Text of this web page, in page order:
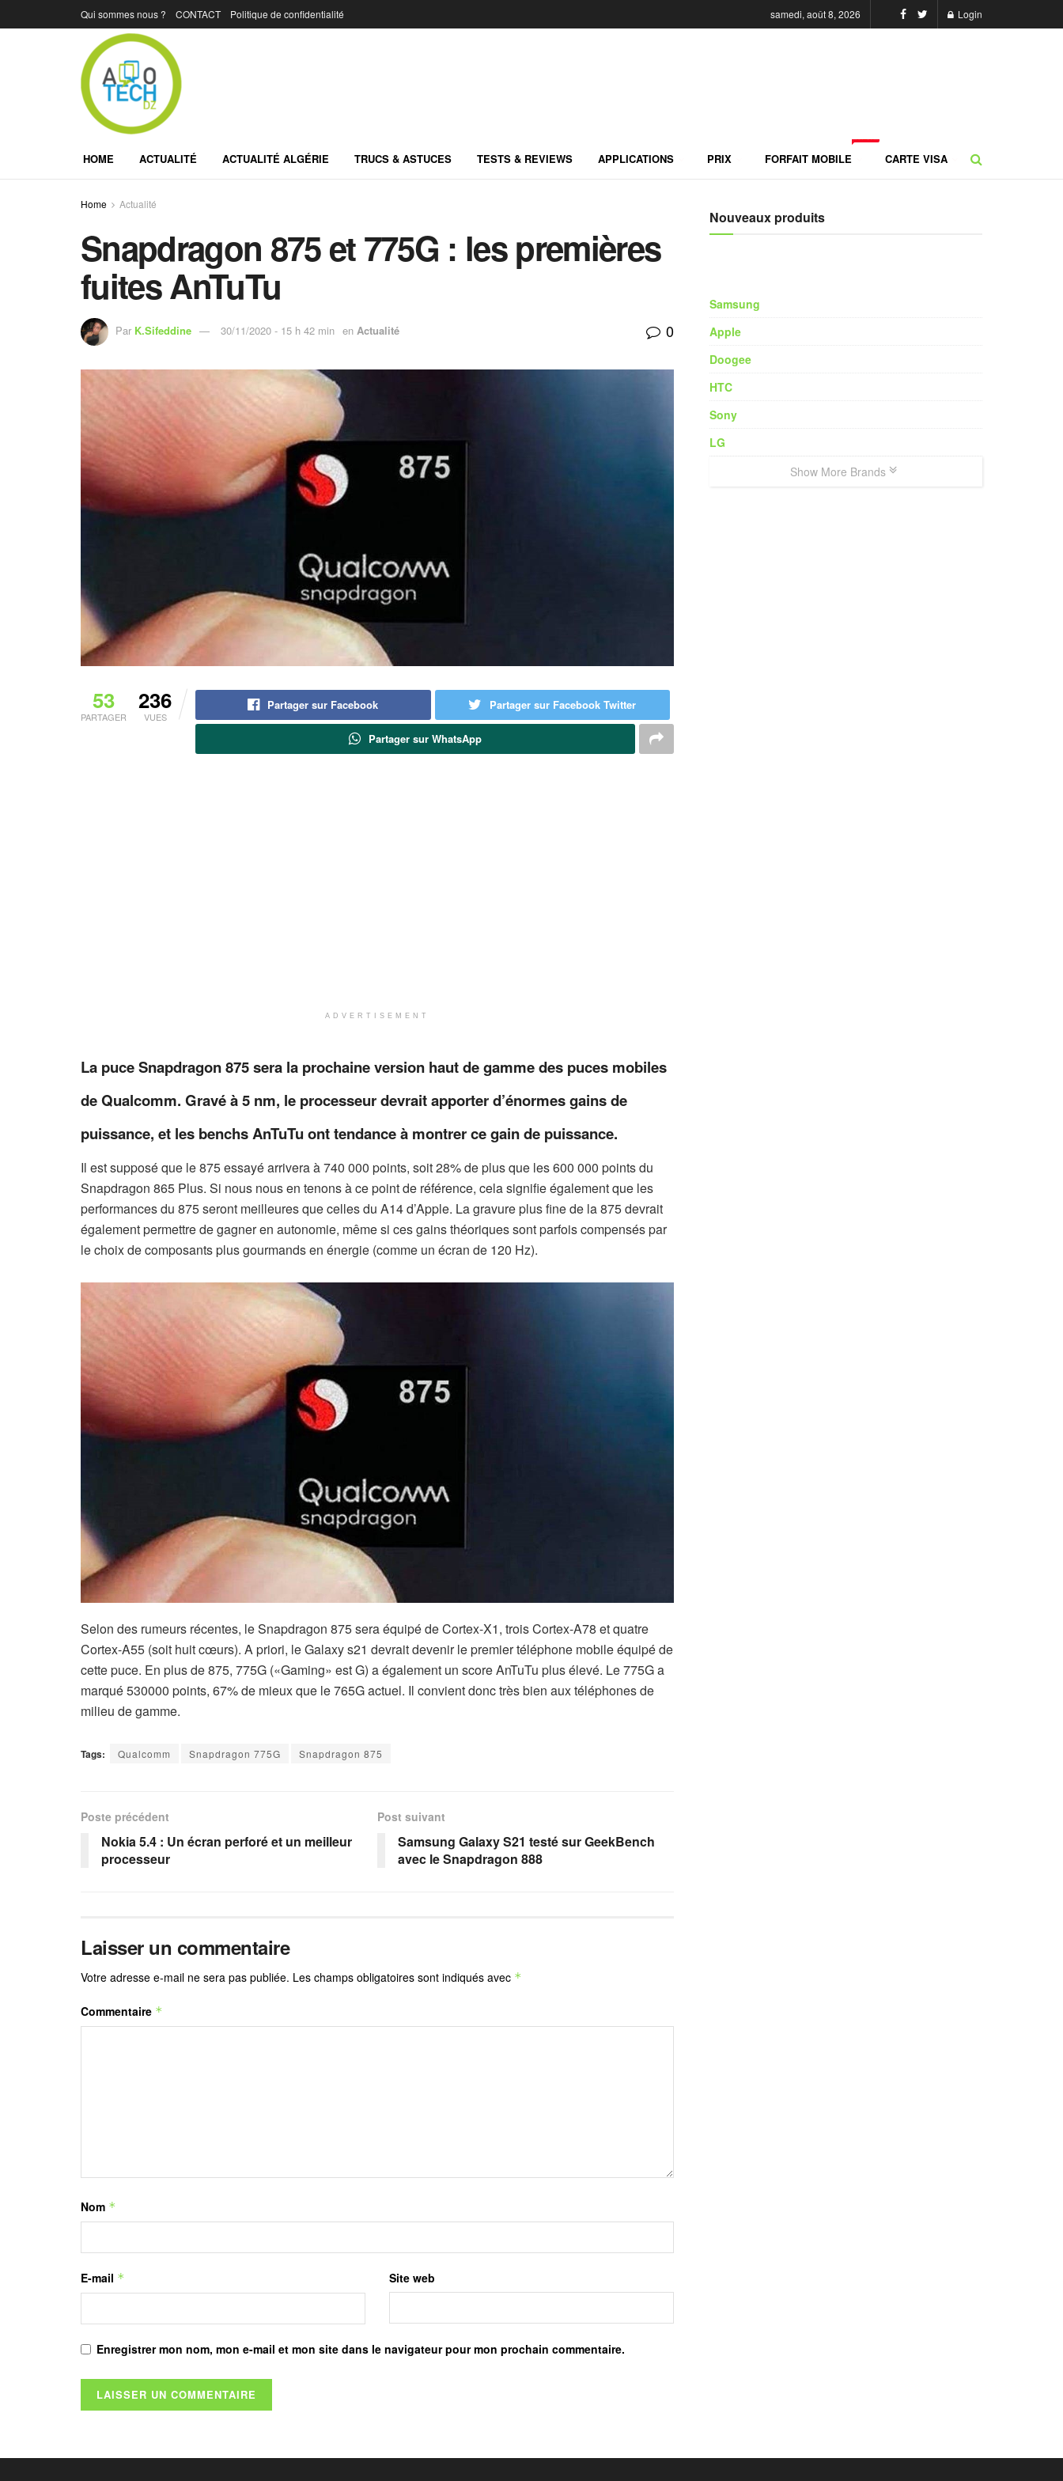
Qui sommes nous ? CONTACT Politique de confidentialité samedi, août 8, 2026 Login
HOME ACTUALITÉ ACTUALITÉ ALGÉRIE TRUCS & ASTUCES TESTS & REVIEWS APPLICATIONS PRIX FORFAIT MOBILE CARTE VISA
Home Actualité
Snapdragon 875 et 775G : les premières
fuites AnTuTu
Par K.Sifeddine 30/11/2020 - 15 h 42 min en Actualité 0
53
PARTAGER
236
VUES
Partager sur Facebook Partager sur Facebook Twitter
Partager sur WhatsApp
ADVERTISEMENT
La puce Snapdragon 875 sera la prochaine version haut de gamme des puces mobiles
de Qualcomm. Gravé à 5 nm, le processeur devrait apporter d’énormes gains de
puissance, et les benchs AnTuTu ont tendance à montrer ce gain de puissance.
Il est supposé que le 875 essayé arrivera à 740 000 points, soit 28% de plus que les 600 000 points du
Snapdragon 865 Plus. Si nous nous en tenons à ce point de référence, cela signifie également que les
performances du 875 seront meilleures que celles du A14 d’Apple. La gravure plus fine de la 875 devrait
également permettre de gagner en autonomie, même si ces gains théoriques sont parfois compensés par
le choix de composants plus gourmands en énergie (comme un écran de 120 Hz).
Selon des rumeurs récentes, le Snapdragon 875 sera équipé de Cortex-X1, trois Cortex-A78 et quatre
Cortex-A55 (soit huit cœurs). A priori, le Galaxy s21 devrait devenir le premier téléphone mobile équipé de
cette puce. En plus de 875, 775G («Gaming» est G) a également un score AnTuTu plus élevé. Le 775G a
marqué 530000 points, 67% de mieux que le 765G actuel. Il convient donc très bien aux téléphones de
milieu de gamme.
Tags: Qualcomm Snapdragon 775G Snapdragon 875
Poste précédent
Nokia 5.4 : Un écran perforé et un meilleur
processeur
Post suivant
Samsung Galaxy S21 testé sur GeekBench
avec le Snapdragon 888
Laisser un commentaire
Votre adresse e-mail ne sera pas publiée. Les champs obligatoires sont indiqués avec *
Commentaire *
Nom *
E-mail * Site web
Enregistrer mon nom, mon e-mail et mon site dans le navigateur pour mon prochain commentaire.
Nouveaux produits
Samsung
Apple
Doogee
HTC
Sony
LG
Show More Brands